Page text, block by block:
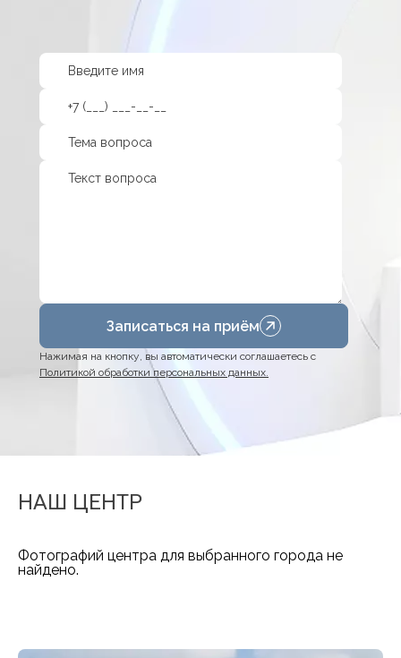
Записаться на приём
Нажимая на кнопку, вы автоматически соглашаетесь с
Политикой обработки персональных данных.
НАШ ЦЕНТР
Фотографий центра для выбранного города не
найдено.